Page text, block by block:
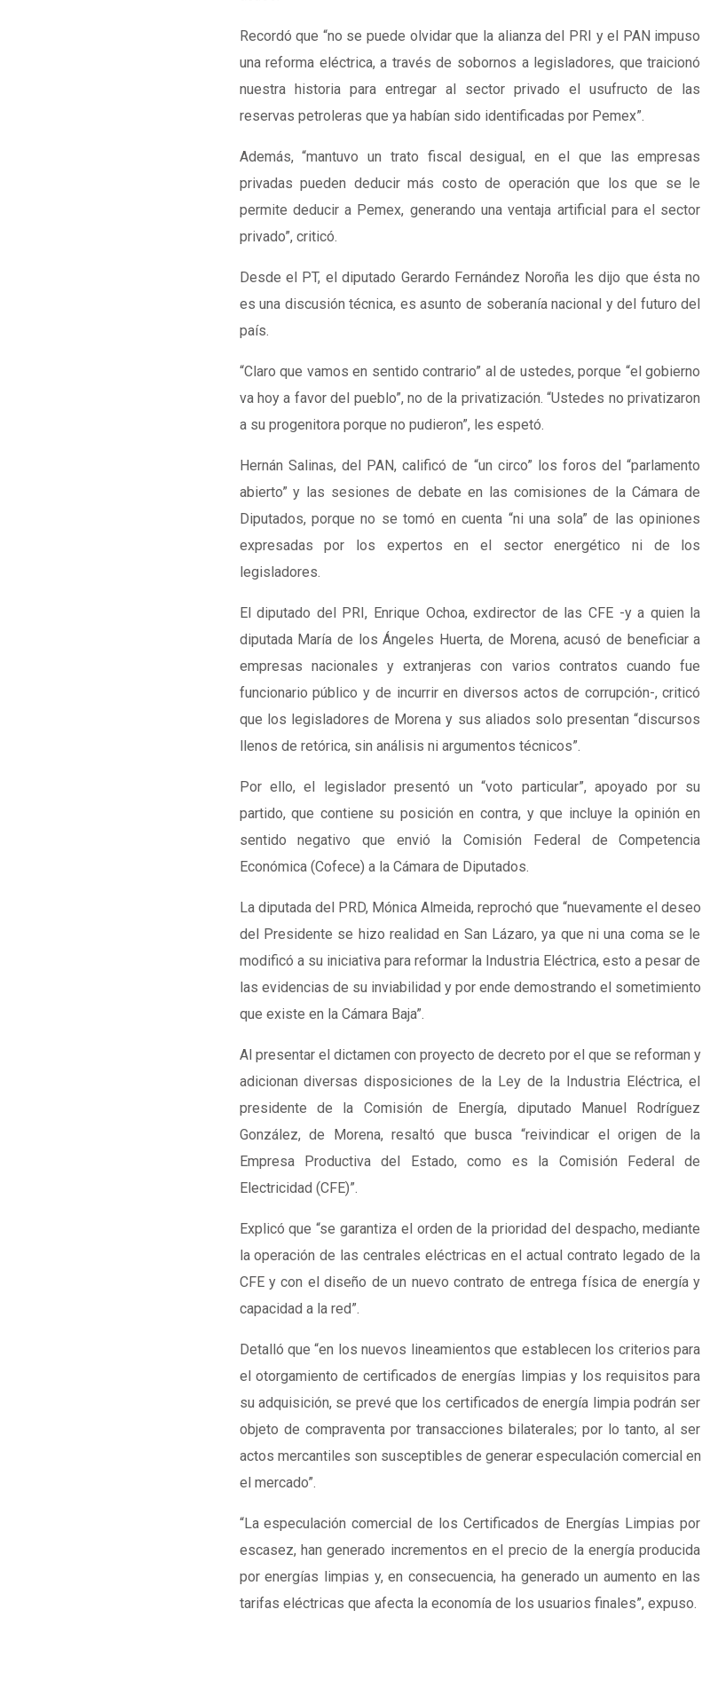
Recordó que “no se puede olvidar que la alianza del PRI y el PAN impuso
una reforma eléctrica, a través de sobornos a legisladores, que traicionó
nuestra historia para entregar al sector privado el usufructo de las
reservas petroleras que ya habían sido identificadas por Pemex”.
Además, “mantuvo un trato fiscal desigual, en el que las empresas
privadas pueden deducir más costo de operación que los que se le
permite deducir a Pemex, generando una ventaja artificial para el sector
privado”, criticó.
Desde el PT, el diputado Gerardo Fernández Noroña les dijo que ésta no
es una discusión técnica, es asunto de soberanía nacional y del futuro del
país.
“Claro que vamos en sentido contrario” al de ustedes, porque “el gobierno
va hoy a favor del pueblo”, no de la privatización. “Ustedes no privatizaron
a su progenitora porque no pudieron”, les espetó.
Hernán Salinas, del PAN, calificó de “un circo” los foros del “parlamento
abierto” y las sesiones de debate en las comisiones de la Cámara de
Diputados, porque no se tomó en cuenta “ni una sola” de las opiniones
expresadas por los expertos en el sector energético ni de los
legisladores.
El diputado del PRI, Enrique Ochoa, exdirector de las CFE -y a quien la
diputada María de los Ángeles Huerta, de Morena, acusó de beneficiar a
empresas nacionales y extranjeras con varios contratos cuando fue
funcionario público y de incurrir en diversos actos de corrupción-, criticó
que los legisladores de Morena y sus aliados solo presentan “discursos
llenos de retórica, sin análisis ni argumentos técnicos”.
Por ello, el legislador presentó un “voto particular”, apoyado por su
partido, que contiene su posición en contra, y que incluye la opinión en
sentido negativo que envió la Comisión Federal de Competencia
Económica (Cofece) a la Cámara de Diputados.
La diputada del PRD, Mónica Almeida, reprochó que “nuevamente el deseo
del Presidente se hizo realidad en San Lázaro, ya que ni una coma se le
modificó a su iniciativa para reformar la Industria Eléctrica, esto a pesar de
las evidencias de su inviabilidad y por ende demostrando el sometimiento
que existe en la Cámara Baja”.
Al presentar el dictamen con proyecto de decreto por el que se reforman y
adicionan diversas disposiciones de la Ley de la Industria Eléctrica, el
presidente de la Comisión de Energía, diputado Manuel Rodríguez
González, de Morena, resaltó que busca “reivindicar el origen de la
Empresa Productiva del Estado, como es la Comisión Federal de
Electricidad (CFE)”.
Explicó que “se garantiza el orden de la prioridad del despacho, mediante
la operación de las centrales eléctricas en el actual contrato legado de la
CFE y con el diseño de un nuevo contrato de entrega física de energía y
capacidad a la red”.
Detalló que “en los nuevos lineamientos que establecen los criterios para
el otorgamiento de certificados de energías limpias y los requisitos para
su adquisición, se prevé que los certificados de energía limpia podrán ser
objeto de compraventa por transacciones bilaterales; por lo tanto, al ser
actos mercantiles son susceptibles de generar especulación comercial en
el mercado”.
“La especulación comercial de los Certificados de Energías Limpias por
escasez, han generado incrementos en el precio de la energía producida
por energías limpias y, en consecuencia, ha generado un aumento en las
tarifas eléctricas que afecta la economía de los usuarios finales”, expuso.